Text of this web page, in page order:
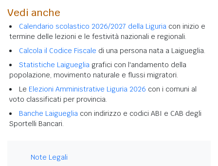
Vedi anche
Calendario scolastico 2026/2027 della Liguria con inizio e
termine delle lezioni e le festività nazionali e regionali.
Calcola il Codice Fiscale di una persona nata a Laigueglia.
Statistiche Laigueglia grafici con l'andamento della
popolazione, movimento naturale e flussi migratori.
Le Elezioni Amministrative Liguria 2026 con i comuni al
voto classificati per provincia.
Banche Laigueglia con indirizzo e codici ABI e CAB degli
Sportelli Bancari.
Note Legali